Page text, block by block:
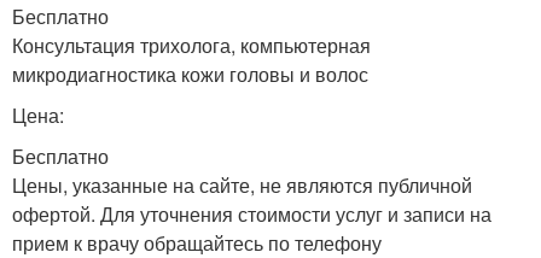
Бесплатно
Консультация трихолога, компьютерная
микродиагностика кожи головы и волос
Цена:
Бесплатно
Цены, указанные на сайте, не являются публичной
офертой. Для уточнения стоимости услуг и записи на
прием к врачу обращайтесь по телефону